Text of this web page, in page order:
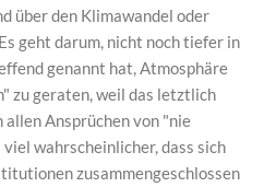
über den Klimawandel oder
geht darum, nicht noch tiefer in
genannt hat, Atmosphäre
zu geraten, weil das letztlich
allen Ansprüchen von "nie
wahrscheinlicher, dass sich
zusammengeschlossen